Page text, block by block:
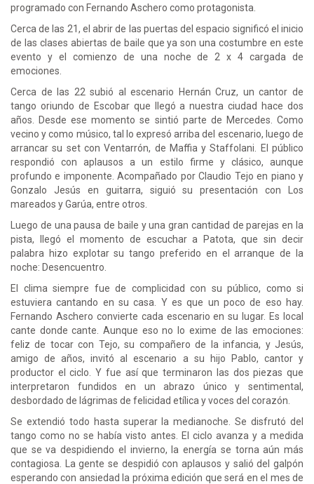
programado con Fernando Aschero como protagonista.
Cerca de las 21, el abrir de las puertas del espacio significó el inicio
de las clases abiertas de baile que ya son una costumbre en este
evento y el comienzo de una noche de 2 x 4 cargada de
emociones.
Cerca de las 22 subió al escenario Hernán Cruz, un cantor de
tango oriundo de Escobar que llegó a nuestra ciudad hace dos
años. Desde ese momento se sintió parte de Mercedes. Como
vecino y como músico, tal lo expresó arriba del escenario, luego de
arrancar su set con Ventarrón, de Maffia y Staffolani. El público
respondió con aplausos a un estilo firme y clásico, aunque
profundo e imponente. Acompañado por Claudio Tejo en piano y
Gonzalo Jesús en guitarra, siguió su presentación con Los
mareados y Garúa, entre otros.
Luego de una pausa de baile y una gran cantidad de parejas en la
pista, llegó el momento de escuchar a Patota, que sin decir
palabra hizo explotar su tango preferido en el arranque de la
noche: Desencuentro.
El clima siempre fue de complicidad con su público, como si
estuviera cantando en su casa. Y es que un poco de eso hay.
Fernando Aschero convierte cada escenario en su lugar. Es local
cante donde cante. Aunque eso no lo exime de las emociones:
feliz de tocar con Tejo, su compañero de la infancia, y Jesús,
amigo de años, invitó al escenario a su hijo Pablo, cantor y
productor el ciclo. Y fue así que terminaron las dos piezas que
interpretaron fundidos en un abrazo único y sentimental,
desbordado de lágrimas de felicidad etílica y voces del corazón.
Se extendió todo hasta superar la medianoche. Se disfrutó del
tango como no se había visto antes. El ciclo avanza y a medida
que se va despidiendo el invierno, la energía se torna aún más
contagiosa. La gente se despidió con aplausos y salió del galpón
esperando con ansiedad la próxima edición que será en el mes de